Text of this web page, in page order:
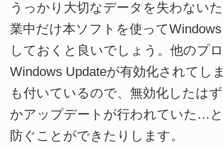
うっかり大切なデータを失わない
業中だけ本ソフトを使って
しておくと良いでしょう。他のプ
Windows Updateが有効化されてし
も付いているので、無効化したは
かアップデートが行われていた…
防ぐことができたりします。